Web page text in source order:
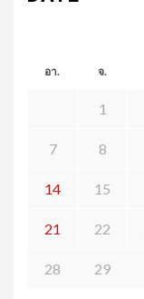
อา. จ.
1
7 8
14 15
21 22
28 29